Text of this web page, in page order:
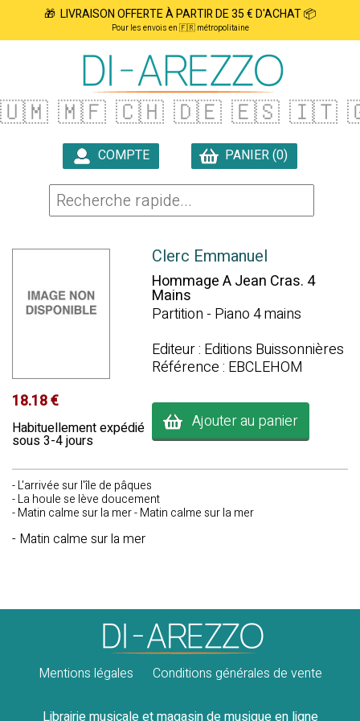
🎁 LIVRAISON OFFERTE À PARTIR DE 35 € D'ACHAT 📦
Pour les envois en 🇫🇷 métropolitaine
🇺🇲 🇲🇫 🇨🇭 🇩🇪 🇪🇸 🇮🇹
COMPTE
PANIER (0)
18.18 €
Habituellement expédié
sous 3-4 jours
Clerc Emmanuel
Hommage A Jean Cras. 4
Mains
Partition - Piano 4 mains
Editeur : Editions Buissonnières
Référence : EBCLEHOM
Ajouter au panier
- L'arrivée sur l'île de pâques
- La houle se lève doucement
- Matin calme sur la mer - Matin calme sur la mer
- Matin calme sur la mer
Mentions légales Conditions générales de vente
Librairie musicale et magasin de musique en ligne